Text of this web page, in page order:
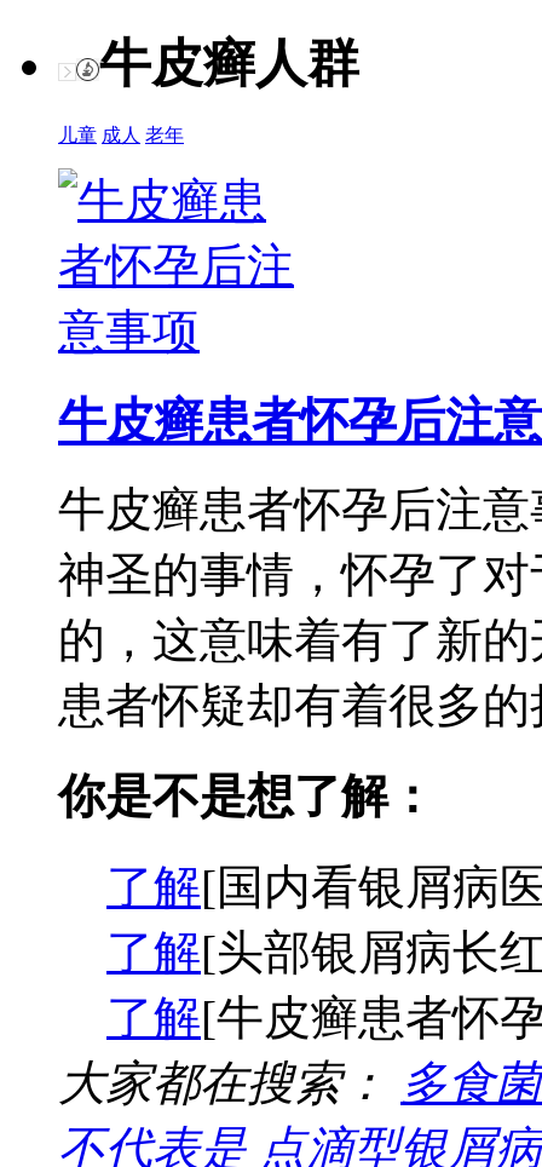
牛皮癣人群
儿童 成人 老年
牛皮癣患者怀孕后注意
牛皮癣患者怀孕后注
神圣的事情，怀孕了
的，这意味着有了新
患者怀疑却有着很多
你是不是想了解：
了解[国内看银屑病
了解[头部银屑病长
了解[牛皮癣患者怀
大家都在搜索：
多食
不代表是 点滴型银屑